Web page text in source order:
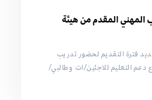
المهني المقدم من هيئة
فترة التقديم لحضور تدريب
التعليم للاجئين/ات وطالبي/